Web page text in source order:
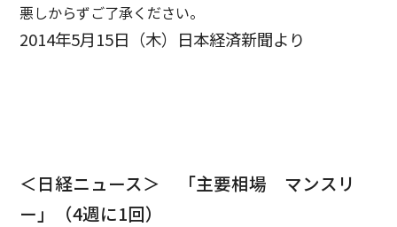
悪しからずご了承ください。
2014年5月15日（木）日本経済新聞より
＜日経ニュース＞ 「主要相場 マンスリ
ー」（4週に1回）